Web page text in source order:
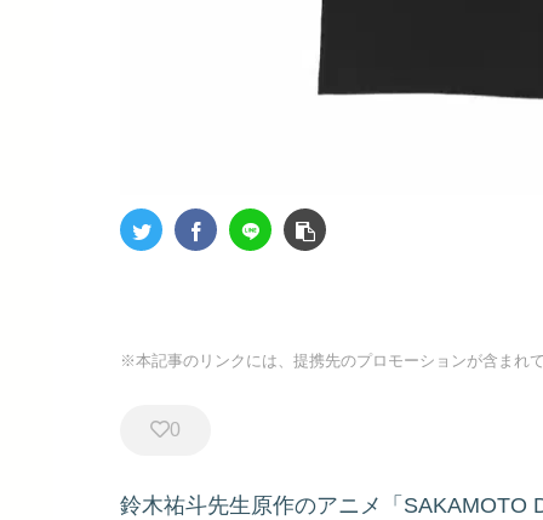
※本記事のリンクには、提携先のプロモーションが含まれ
0
鈴木祐斗先生原作のアニメ「SAKAMOTO